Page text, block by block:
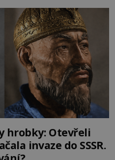
boje. Za manželku má
hrobky: Otevřeli
invaze do SSSR.